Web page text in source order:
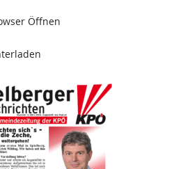
Öffnen Achtung: Diese Datei
Achtung: Diese Datei enthält